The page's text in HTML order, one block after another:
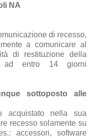
NA
di recesso,
a comunicare al
di restituzione della
ad entro 14 giorni
sottoposto alle
nella sua
recesso solamente su
accessori, software